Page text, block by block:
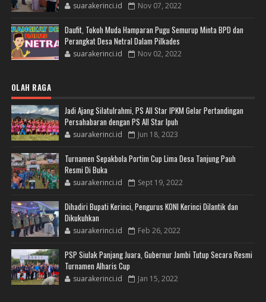
suarakerinci.id Nov 07, 2022
Daufit, Tokoh Muda Hamparan Pugu Semurup Minta BPD dan
Perangkat Desa Netral Dalam Pilkades
suarakerinci.id Nov 02, 2022
OLAH RAGA
Jadi Ajang Silatulrahmi, PS All Star IPKM Gelar Pertandingan
Persahabaran dengan PS All Star Ipuh
suarakerinci.id Jun 18, 2023
Turnamen Sepakbola Portim Cup Lima Desa Tanjung Pauh
Resmi Di Buka
suarakerinci.id Sept 19, 2022
Dihadiri Bupati Kerinci, Pengurus KONI Kerinci Dilantik dan
Dikukuhkan
suarakerinci.id Feb 26, 2022
PSP Siulak Panjang Juara, Gubernur Jambi Tutup Secara Resmi
Turnamen Alharis Cup
suarakerinci.id Jan 15, 2022